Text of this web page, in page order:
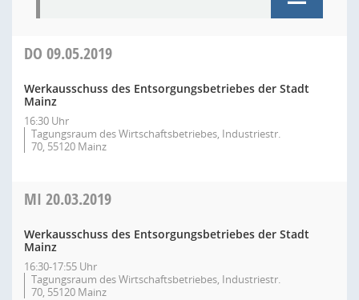
DO 09.05.2019
Werkausschuss des Entsorgungsbetriebes der Stadt
Mainz
16:30 Uhr
Tagungsraum des Wirtschaftsbetriebes, Industriestr.
70, 55120 Mainz
MI 20.03.2019
Werkausschuss des Entsorgungsbetriebes der Stadt
Mainz
16:30-17:55 Uhr
Tagungsraum des Wirtschaftsbetriebes, Industriestr.
70, 55120 Mainz